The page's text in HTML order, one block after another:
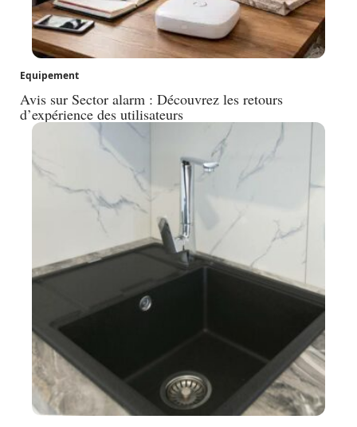
Equipement
Avis sur Sector alarm : Découvrez les retours
d’expérience des utilisateurs